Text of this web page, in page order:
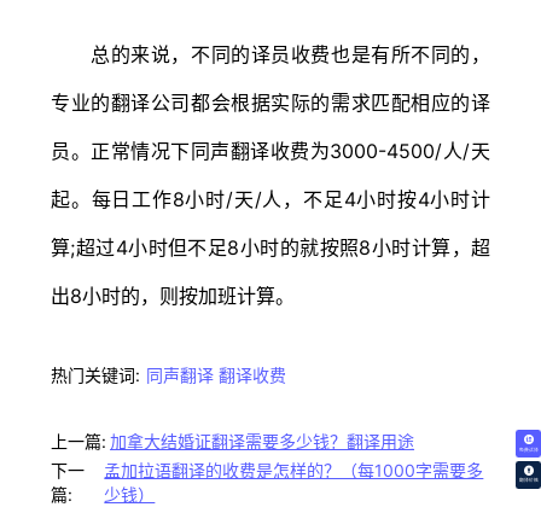
免费试译
翻译价格
总的来说，不同的译员收费也是有所不同的，
专业的翻译公司都会根据实际的需求匹配相应的译
员。正常情况下同声翻译收费为3000-4500/人/天
起。每日工作8小时/天/人，不足4小时按4小时计
算;超过4小时但不足8小时的就按照8小时计算，超
出8小时的，则按加班计算。
热门关键词: 同声翻译 翻译收费
上一篇: 加拿大结婚证翻译需要多少钱？翻译用途
下一
篇:
孟加拉语翻译的收费是怎样的？（每1000字需要多
少钱）